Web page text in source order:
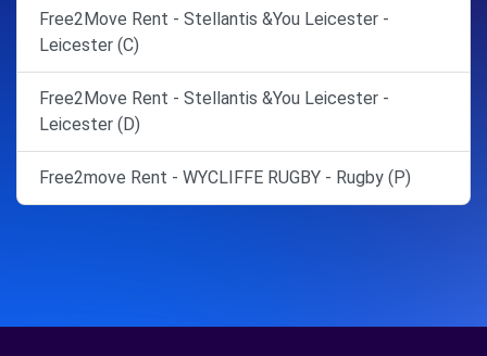
Free2Move Rent - Stellantis &You Leicester -
Leicester (C)
Free2Move Rent - Stellantis &You Leicester -
Leicester (D)
Free2move Rent - WYCLIFFE RUGBY - Rugby (P)